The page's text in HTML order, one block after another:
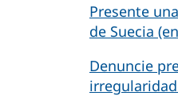
Presente
de Suecia
Denuncie